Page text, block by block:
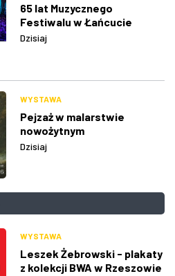
65 lat Muzycznego
Festiwalu w Łańcucie
Dzisiaj
WYSTAWA
Pejzaż w malarstwie
nowożytnym
Dzisiaj
WYSTAWA
Leszek Żebrowski - plakaty
z kolekcji BWA w Rzeszowie